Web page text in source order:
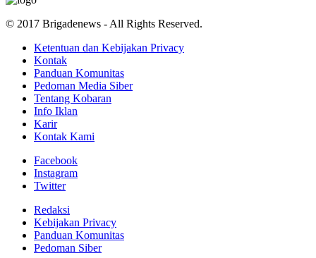
© 2017 Brigadenews - All Rights Reserved.
Ketentuan dan Kebijakan Privacy
Kontak
Panduan Komunitas
Pedoman Media Siber
Tentang Kobaran
Info Iklan
Karir
Kontak Kami
Facebook
Instagram
Twitter
Redaksi
Kebijakan Privacy
Panduan Komunitas
Pedoman Siber